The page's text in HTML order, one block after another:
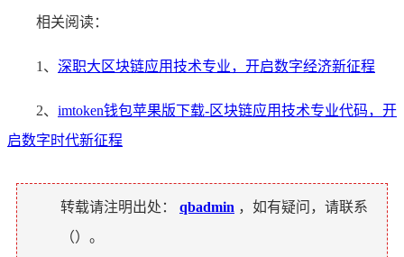
相关阅读：
1、 深职大区块链应用技术专业，开启数字经济新征程
2、 imtoken钱包苹果版下载-区块链应用技术专业代码，开
启数字时代新征程
转载请注明出处： qbadmin ，如有疑问，请联系
（）。